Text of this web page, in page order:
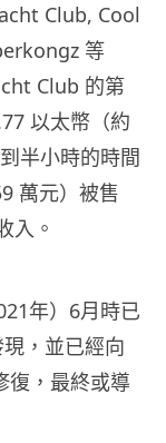
Club, Cool
等
Club 的第
以太幣（約
半小時的時間
萬元）被售
入。
年）6月時已
，並已經向
復，最終或導